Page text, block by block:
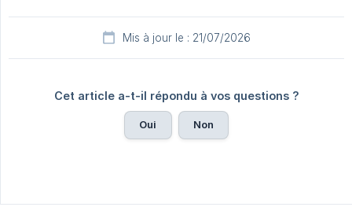
Mis à jour le : 21/07/2026
Cet article a-t-il répondu à vos questions ?
Oui Non